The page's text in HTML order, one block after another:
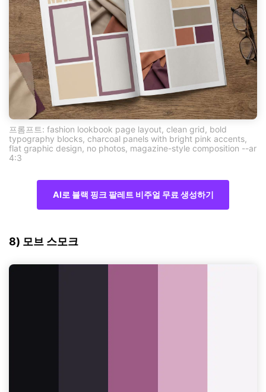
프롬프트: fashion lookbook page layout, clean grid, bold
typography blocks, charcoal panels with bright pink accents,
flat graphic design, no photos, magazine-style composition --ar
4:3
AI로 블랙 핑크 팔레트 비주얼 무료 생성하기
8) 모브 스모크